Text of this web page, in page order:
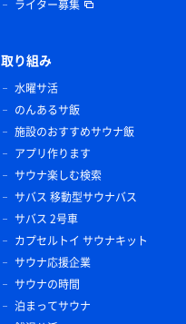
ライター募集
取り組み
水曜サ活
のんあるサ飯
施設のおすすめサウナ飯
アプリ作ります
サウナ楽しむ検索
サバス 移動型サウナバス
サバス 2号車
カプセルトイ サウナキット
サウナ応援企業
サウナの時間
泊まってサウナ